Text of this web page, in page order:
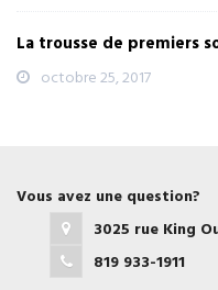
La trousse de premiers
octobre 25, 2017
Vous avez une question?
3025 rue King
819 933-1911